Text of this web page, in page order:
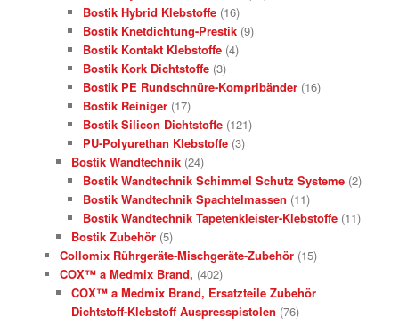
Bostik Hybrid Klebstoffe (16)
Bostik Knetdichtung-Prestik (9)
Bostik Kontakt Klebstoffe (4)
Bostik Kork Dichtstoffe (3)
Bostik PE Rundschnüre-Kompribänder (16)
Bostik Reiniger (17)
Bostik Silicon Dichtstoffe (121)
PU-Polyurethan Klebstoffe (3)
Bostik Wandtechnik (24)
Bostik Wandtechnik Schimmel Schutz Systeme (2)
Bostik Wandtechnik Spachtelmassen (11)
Bostik Wandtechnik Tapetenkleister-Klebstoffe (11)
Bostik Zubehör (5)
Collomix Rührgeräte-Mischgeräte-Zubehör (15)
COX™ a Medmix Brand, (402)
COX™ a Medmix Brand, Ersatzteile Zubehör
Dichtstoff-Klebstoff Auspresspistolen (76)